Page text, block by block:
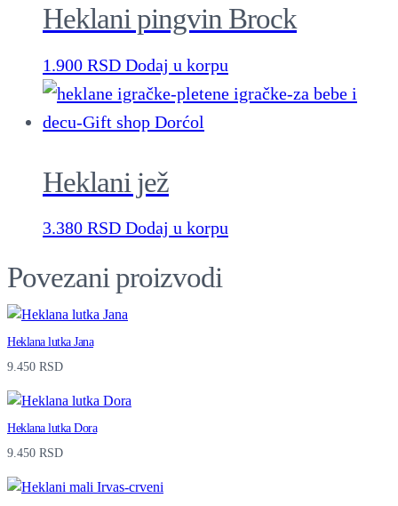
Heklani pingvin Brock
1.900 RSD Dodaj u korpu
Heklani jež
3.380 RSD Dodaj u korpu
Povezani proizvodi
Heklana lutka Jana
9.450 RSD
Heklana lutka Dora
9.450 RSD